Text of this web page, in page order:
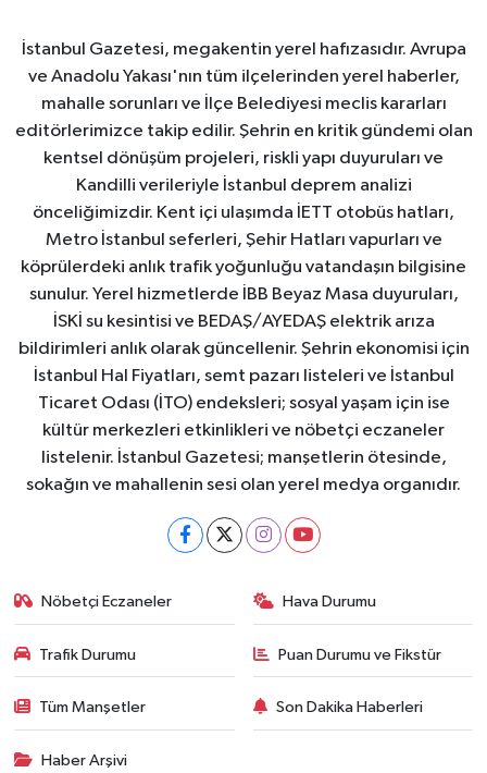
İstanbul Gazetesi, megakentin yerel hafızasıdır. Avrupa
ve Anadolu Yakası'nın tüm ilçelerinden yerel haberler,
mahalle sorunları ve İlçe Belediyesi meclis kararları
editörlerimizce takip edilir. Şehrin en kritik gündemi olan
kentsel dönüşüm projeleri, riskli yapı duyuruları ve
Kandilli verileriyle İstanbul deprem analizi
önceliğimizdir. Kent içi ulaşımda İETT otobüs hatları,
Metro İstanbul seferleri, Şehir Hatları vapurları ve
köprülerdeki anlık trafik yoğunluğu vatandaşın bilgisine
sunulur. Yerel hizmetlerde İBB Beyaz Masa duyuruları,
İSKİ su kesintisi ve BEDAŞ/AYEDAŞ elektrik arıza
bildirimleri anlık olarak güncellenir. Şehrin ekonomisi için
İstanbul Hal Fiyatları, semt pazarı listeleri ve İstanbul
Ticaret Odası (İTO) endeksleri; sosyal yaşam için ise
kültür merkezleri etkinlikleri ve nöbetçi eczaneler
listelenir. İstanbul Gazetesi; manşetlerin ötesinde,
sokağın ve mahallenin sesi olan yerel medya organıdır.
Nöbetçi Eczaneler Hava Durumu
Trafik Durumu Puan Durumu ve Fikstür
Tüm Manşetler Son Dakika Haberleri
Haber Arşivi